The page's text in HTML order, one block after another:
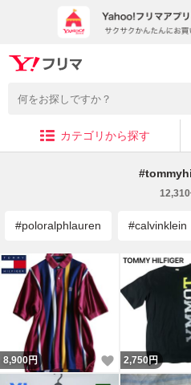
カテゴリから探す
#
12,310
#poloralphlauren #calvinklein
8,900円 いいね！
2,750円